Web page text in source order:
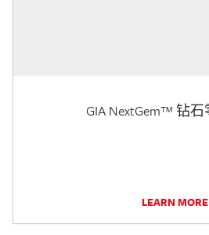
GIA NextGem™ 钻
LEARN MORE